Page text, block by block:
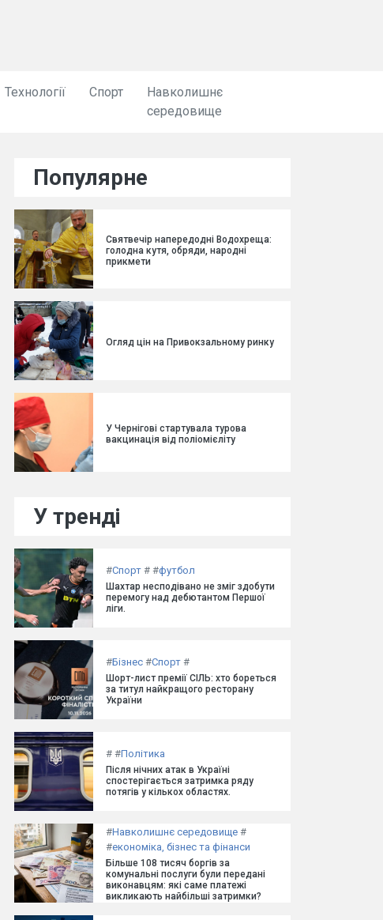
Технології Спорт
Навколишнє
середовище
Популярне
Святвечір напередодні Водохреща:
голодна кутя, обряди, народні
прикмети
Огляд цін на Привокзальному ринку
У Чернігові стартувала турова
вакцинація від поліомієліту
У тренді
#Спорт # #футбол
Шахтар несподівано не зміг здобути
перемогу над дебютантом Першої
ліги.
#Бізнес #Спорт #
Шорт-лист премії СІЛЬ: хто бореться
за титул найкращого ресторану
України
# #Політика
Після нічних атак в Україні
спостерігається затримка ряду
потягів у кількох областях.
#Навколишнє середовище #
#економіка, бізнес та фінанси
Більше 108 тисяч боргів за
комунальні послуги були передані
виконавцям: які саме платежі
викликають найбільші затримки?